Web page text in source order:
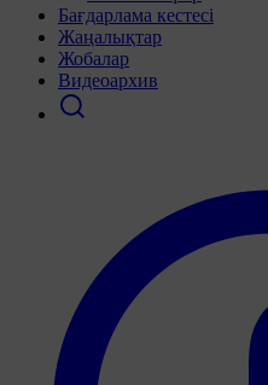
Бағдарлама кестесі
Жаңалықтар
Жобалар
Видеоархив